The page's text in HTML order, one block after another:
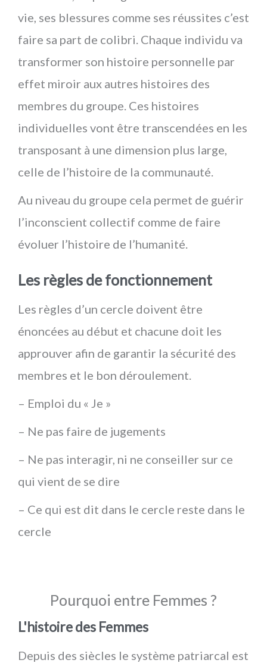
vie, ses blessures comme ses réussites c’est
faire sa part de colibri. Chaque individu va
transformer son histoire personnelle par
effet miroir aux autres histoires des
membres du groupe. Ces histoires
individuelles vont être transcendées en les
transposant à une dimension plus large,
celle de l’histoire de la communauté.
Au niveau du groupe cela permet de guérir
l’inconscient collectif comme de faire
évoluer l’histoire de l’humanité.
Les règles de fonctionnement
Les règles d’un cercle doivent être
énoncées au début et chacune doit les
approuver afin de garantir la sécurité des
membres et le bon déroulement.
– Emploi du « Je »
– Ne pas faire de jugements
– Ne pas interagir, ni ne conseiller sur ce
qui vient de se dire
– Ce qui est dit dans le cercle reste dans le
cercle
Pourquoi entre Femmes ?
L'histoire des Femmes
Depuis des siècles le système patriarcal est